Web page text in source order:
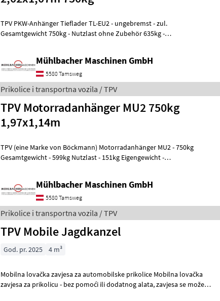
TPV PKW-Anhänger Tieflader TL-EU2 - ungebremst - zul.
Gesamtgewicht 750kg - Nutzlast ohne Zubehör 635kg -
Mühlbacher Maschinen GmbH
5580 Tamsweg
Prikolice i transportna vozila / TPV
TPV Motorradanhänger MU2 750kg
1,97x1,14m
TPV (eine Marke von Böckmann) Motorradanhänger MU2 - 750kg
Gesamtgewicht - 599kg Nutzlast - 151kg Eigengewicht -
Mühlbacher Maschinen GmbH
5580 Tamsweg
Prikolice i transportna vozila / TPV
TPV Mobile Jagdkanzel
God. pr. 2025 4 m³
Mobilna lovačka zavjesa za automobilske prikolice Mobilna lovačka
zavjesa za prikolicu - bez pomoći ili dodatnog alata, zavjesa se može